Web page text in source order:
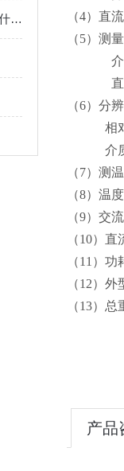
介质损耗测定仪其主要的特点是什么？
（4）直
（5）测
介质损
直流
（6）分
相对
介质损
（7）测
（8）温
（9）交
（10）
（11）
（12）
（13）
产品